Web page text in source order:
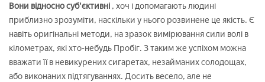
Вони відносно суб'єктивні , хоч і допомагають людині
приблизно зрозуміти, наскільки у нього розвинене це якість. Є
навіть оригінальні методи, на зразок вимірювання сили волі в
кілометрах, які хто-небудь Пробіг. З таким же успіхом можна
вважати її в невикурених сигаретах, незайманих солодощах,
або виконаних підтягуваннях. Досить весело, але не